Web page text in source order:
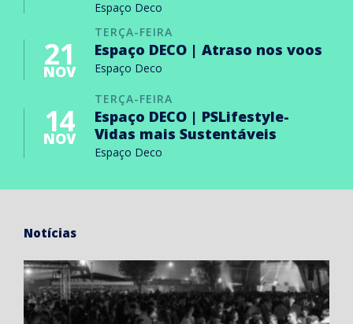
Espaço Deco
TERÇA-FEIRA
21
NOV
Espaço DECO | Atraso nos voos
Espaço Deco
TERÇA-FEIRA
14
NOV
Espaço DECO | PSLifestyle-
Vidas mais Sustentáveis
Espaço Deco
Notícias